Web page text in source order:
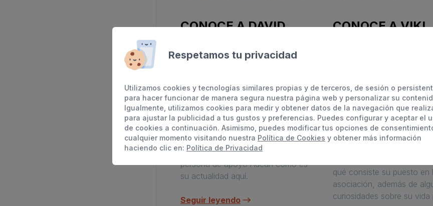
CONOCE A DAVID,
DEL CENTRO DE DÍA
él llama, el cole de APANATE.
Además de asistir a la entidad, nada
con su padre dos veces por semana.
Lleva siendo persona usuaria desde
los 8 años y hoy viene a contarnos
junto a su madre Cande y su
persona de apoyo Adeun cómo es
su actualidad aquí.
Seguir leyendo
CONOCE A VIKI,
AMIGA
Viki está a punto de cumplir
como gerente, aunque
parte de la entidad mucho
qué consiste su puesto en
asociación, además de
curiosidades sobre su vida
Respetamos tu privacidad
Utilizamos cookies y tecnologías similares propias y de terceros, de sesión o
para hacer funcionar de manera segura nuestra página web y personalizar su
Igualmente, utilizamos cookies para medir y obtener datos de la navegación que
para ajustar la publicidad a tus gustos y preferencias. Puedes configurar y aceptar el
de cookies a continuación. Asimismo, puedes modificar tus opciones de
cualquier momento visitando nuestra Política de Cookies y obtener más información
haciendo clic en: Política de Privacidad